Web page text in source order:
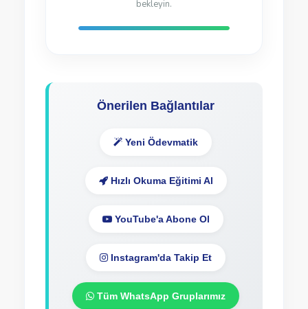
79.46 Kb 606 kez indirildi
Önerilen Bağlantılar
Yeni Ödevmatik
Hızlı Okuma Eğitimi Al
YouTube'a Abone Ol
Instagram'da Takip Et
Tüm WhatsApp Gruplarımız